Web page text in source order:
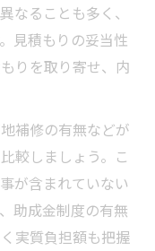
なることも多く、
見積もりの妥当性
りを取り寄せ、内
補修の有無などが
較しましょう。こ
が含まれていない
助成金制度の有無
実質負担額も把握